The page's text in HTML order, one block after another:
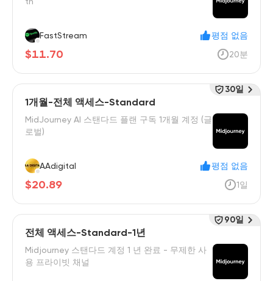
FastStream 평점 없음
$11.70 20분
1개월-전체 액세스-Standard
MidJourney AI 스탠다드 플랜 구독 1개월 계정 (글
로벌)
AAdigital 평점 없음
$20.89 1일
30일
전체 액세스-Standard-1년
Midjourney 스탠다드 계정 1 년 완료 - 무제한 사
용 프라이빗 채널
90일